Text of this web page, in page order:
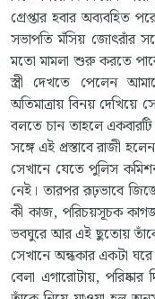
গ্রেপ্তার হবার অব্যবহিত
সভাপতি মঁসিয় জোৎরাঁর
মতো মামলা শুরু করতে
স্ত্রী দেখতে পেলেন
অতিমাত্রায় বিনয় দেখিয়ে
বলতে চান তাহলে
সঙ্গে এই প্রস্তাবে রাজী
সেখানে যেতে পুলিস
নেই। তারপর রূঢ়ভাবে
কী কাজ, পরিচয়সূচক
ভবঘুরে আর এই ছুতোয়
সেখানে অন্ধকার একটা
বেলা এগারোটায়,